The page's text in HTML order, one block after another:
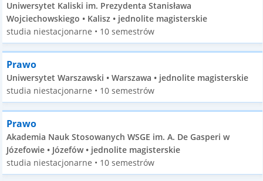
Uniwersytet Kaliski im. Prezydenta Stanisława
Wojciechowskiego • Kalisz • jednolite magisterskie
studia niestacjonarne • 10 semestrów
Prawo
Uniwersytet Warszawski • Warszawa • jednolite magisterskie
studia niestacjonarne • 10 semestrów
Prawo
Akademia Nauk Stosowanych WSGE im. A. De Gasperi w
Józefowie • Józefów • jednolite magisterskie
studia niestacjonarne • 10 semestrów